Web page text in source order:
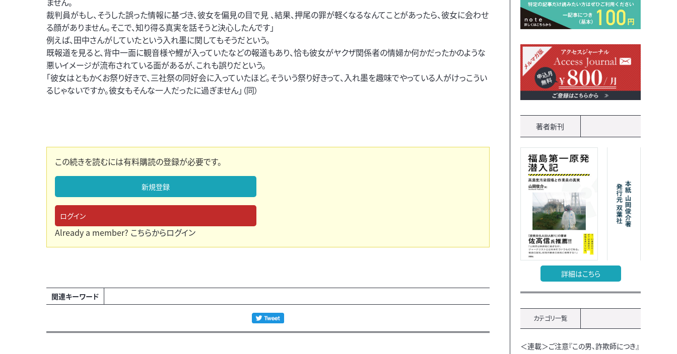
裁判員がもし、そうした誤った情報に基づき、彼女を偏見の目で見 、結果、押尾の罪が軽くなるなんてことがあったら、彼女に会わせ
る顔がありません。そこで、知り得る真実を話そうと決心したんです」
例えば、田中さんがしていたという入れ墨に関してもそうだという。
既報道を見ると、背中一面に観音様や鯉が入っていたなどの報道もあり、恰も彼女がヤクザ関係者の情婦か何かだったかのような
悪いイメージが流布されている面があるが、これも誤りだという。
「彼女はともかくお祭り好きで、三社祭の同好会に入っていたほど。そういう祭り好きって、入れ墨を趣味でやっている人がけっこうい
るじゃないですか。彼女もそんな一人だったに過ぎません」（同）
この続きを読むには有料購読の登録が必要です。
新規登録
ログイン
Already a member? こちらからログイン
関連キーワード
著者新刊
詳細はこちら
カテゴリ一覧
＜連載＞ご注意『この男、詐欺師につき』